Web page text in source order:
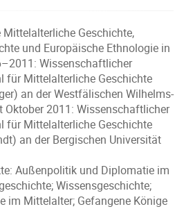
Geschichte,
und Europäische Ethnologie in
Wissenschaftlicher
für Mittelalterliche Geschichte
an der Westfälischen Wilhelms-
Oktober 2011: Wissenschaftlicher
für Mittelalterliche Geschichte
an der Bergischen Universität
Außenpolitik und Diplomatie im
Wissensgeschichte;
im Mittelalter; Gefangene Könige